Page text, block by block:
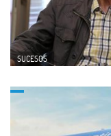
SUCESOS